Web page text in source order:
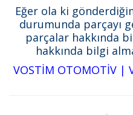
Eğer ola ki
durumunda parçayı
parçalar hakkında
hakkında bilgi
VOSTİM OTOMOTİV |